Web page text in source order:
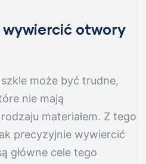
otwory
może być trudne,
nie mają
materiałem. Z tego
precyzyjnie wywiercić
główne cele tego